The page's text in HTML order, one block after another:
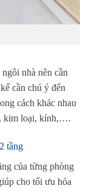
nhà nên cần
cần chú ý đến
cách khác nhau
kim loại, kính,….
tầng
của từng phòng
cho tối ưu hóa